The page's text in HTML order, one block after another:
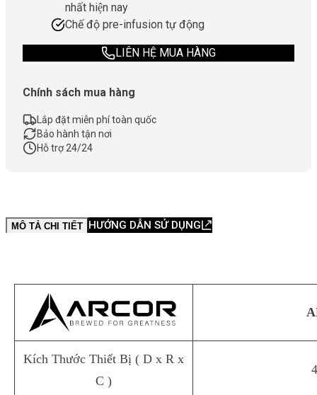
nhất hiện nay
Chế độ pre-infusion tự động
LIÊN HỆ MUA HÀNG
Chính sách mua hàng
Lắp đặt miễn phí toàn quốc
Bảo hành tận nơi
Hỗ trợ 24/24
MÔ TẢ CHI TIẾT HƯỚNG DẪN SỬ DỤNG
Kích Thước Thiết Bị ( D x R x
C )